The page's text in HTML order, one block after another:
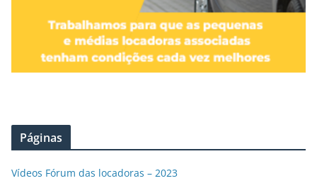
Páginas
Vídeos Fórum das locadoras – 2023